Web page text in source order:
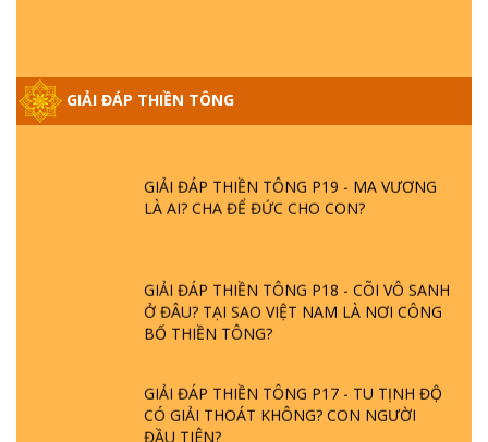
GIẢI ĐÁP THIỀN TÔNG
- BÁC NGUYỄN NHÂN LÀ AI? PHIỀN NÃO
GIẢI ĐÁP THIỀN TÔNG P19 - MA VƯƠNG
LÀ AI? CHA ĐỂ ĐỨC CHO CON?
GIẢI ĐÁP THIỀN TÔNG P18 - CÕI VÔ SANH
Ở ĐÂU? TẠI SAO VIỆT NAM LÀ NƠI CÔNG
BỐ THIỀN TÔNG?
GIẢI ĐÁP THIỀN TÔNG P17 - TU TỊNH ĐỘ
CÓ GIẢI THOÁT KHÔNG? CON NGƯỜI
ĐẦU TIÊN?